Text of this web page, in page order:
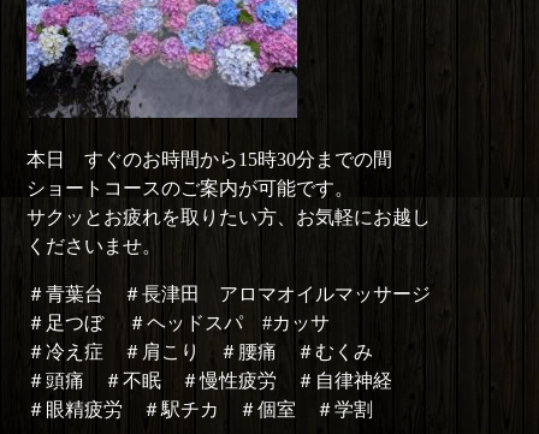
本日 すぐのお時間から15時30分までの間
ショートコースのご案内が可能です。
サクッとお疲れを取りたい方、お気軽にお越し
くださいませ。
＃青葉台 ＃長津田 アロマオイルマッサージ
＃足つぼ ＃ヘッドスパ #カッサ
＃冷え症 ＃肩こり ＃腰痛 ＃むくみ
＃頭痛 ＃不眠 ＃慢性疲労 ＃自律神経
＃眼精疲労 ＃駅チカ ＃個室 ＃学割